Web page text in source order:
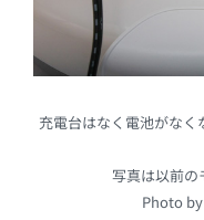
充電台はなく電池がなく
写真は以前の
Photo by